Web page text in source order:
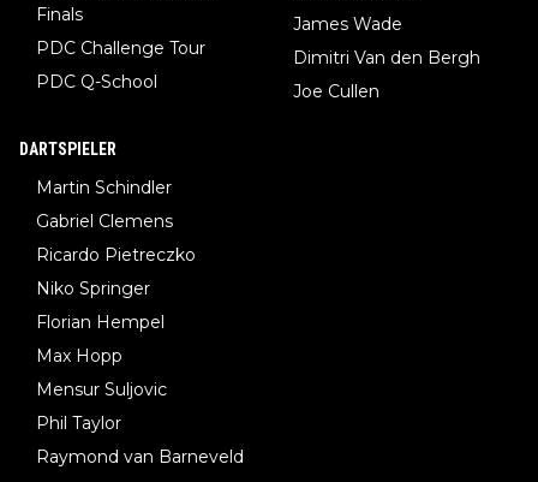
Finals
PDC Challenge Tour
PDC Q-School
James Wade
Dimitri Van den Bergh
Joe Cullen
DARTSPIELER
Martin Schindler
Gabriel Clemens
Ricardo Pietreczko
Niko Springer
Florian Hempel
Max Hopp
Mensur Suljovic
Phil Taylor
Raymond van Barneveld